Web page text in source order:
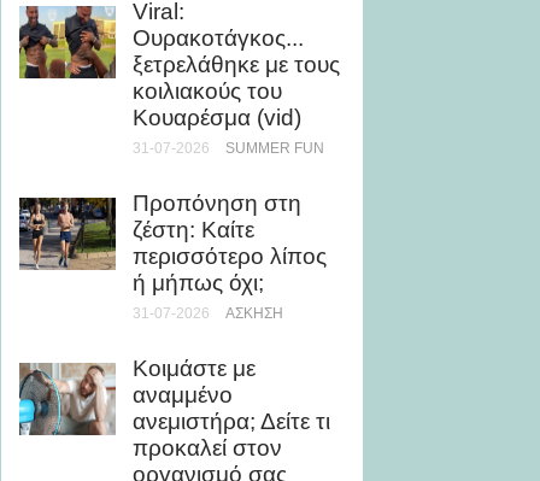
Viral:
Ουρακοτάγκος...
ξετρελάθηκε με τους
κοιλιακούς του
Κουαρέσμα (vid)
31-07-2026 SUMMER FUN
Προπόνηση στη
ζέστη: Καίτε
περισσότερο λίπος
ή μήπως όχι;
31-07-2026 ΆΣΚΗΣΗ
Κοιμάστε με
αναμμένο
ανεμιστήρα; Δείτε τι
προκαλεί στον
οργανισμό σας